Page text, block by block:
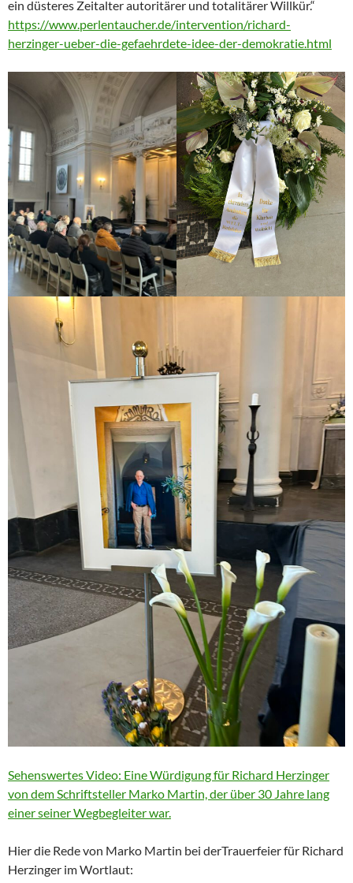
ein düsteres Zeitalter autoritärer und totalitärer Willkür.“
https://www.perlentaucher.de/intervention/richard-
herzinger-ueber-die-gefaehrdete-idee-der-demokratie.html
Sehenswertes Video: Eine Würdigung für Richard Herzinger
von dem Schriftsteller Marko Martin, der über 30 Jahre lang
einer seiner Wegbegleiter war.
Hier die Rede von Marko Martin bei derTrauerfeier für Richard
Herzinger im Wortlaut: